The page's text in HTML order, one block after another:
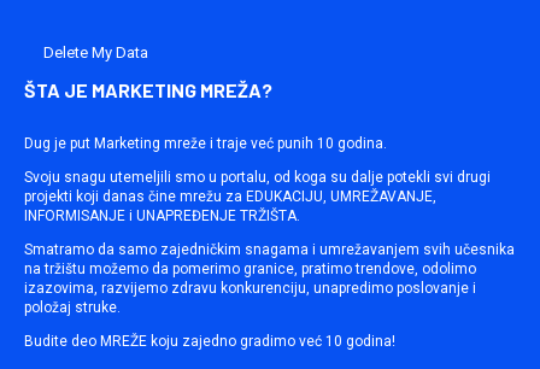
Delete My Data
ŠTA JE MARKETING MREŽA?
Dug je put Marketing mreže i traje već punih 10 godina.
Svoju snagu utemeljili smo u portalu, od koga su dalje potekli svi drugi
projekti koji danas čine mrežu za EDUKACIJU, UMREŽAVANJE,
INFORMISANJE i UNAPREĐENJE TRŽIŠTA.
Smatramo da samo zajedničkim snagama i umrežavanjem svih učesnika
na tržištu možemo da pomerimo granice, pratimo trendove, odolimo
izazovima, razvijemo zdravu konkurenciju, unapredimo poslovanje i
položaj struke.
Budite deo MREŽE koju zajedno gradimo već 10 godina!